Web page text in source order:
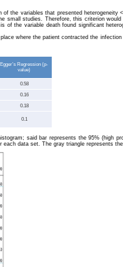
the variables that presented heterogeneity
small studies. Therefore, this criterion
of the variable death found significant
where the patient contracted the infection
Egger’s Regression (p-
value)
0.58
0.16
0.18
0.1
said bar represents the 95% (high
data set. The gray triangle represents the